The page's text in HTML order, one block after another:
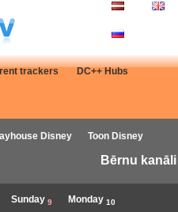
trackers DC++ Hubs
Disney Toon Disney
Bērnu kanāli
Sunday 9 Monday 10